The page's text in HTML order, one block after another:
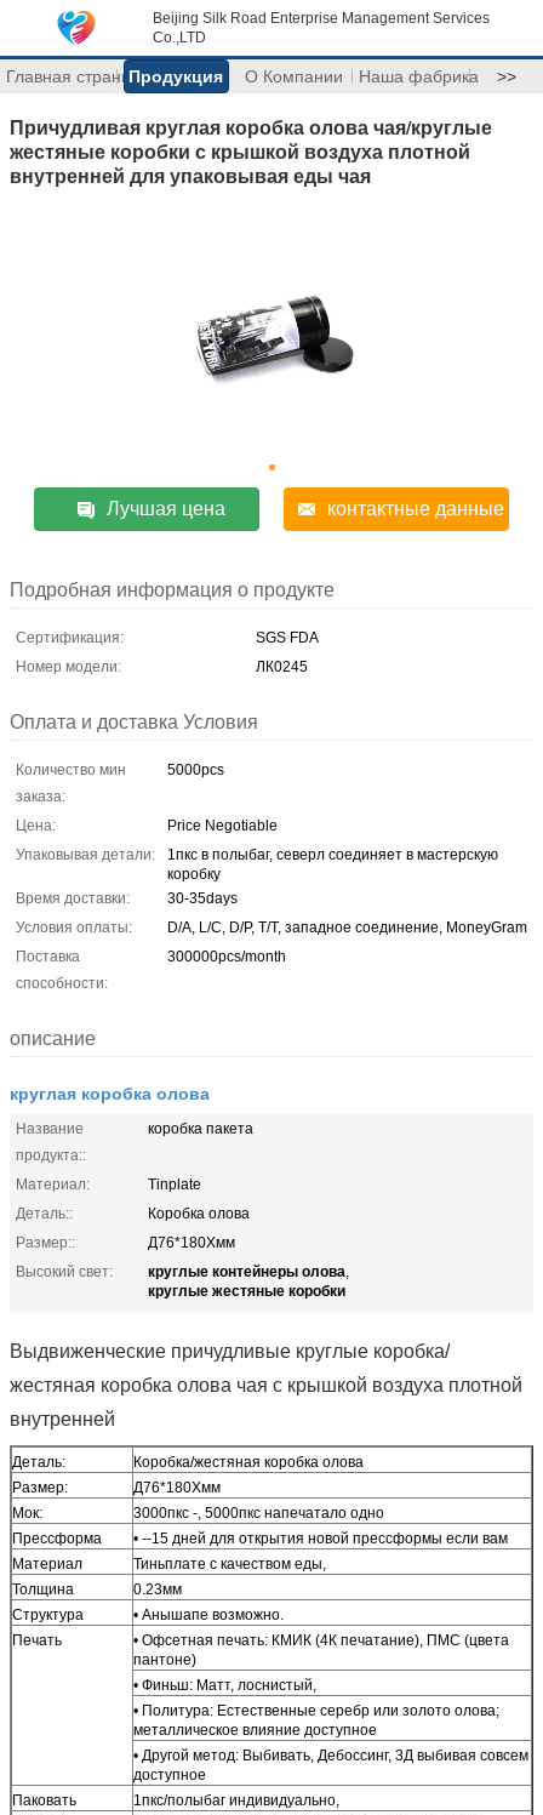
Beijing Silk Road Enterprise Management Services
Co.,LTD
Главная страницаПродукция О Компании Наша фабрика >>
Причудливая круглая коробка олова чая/круглые
жестяные коробки с крышкой воздуха плотной
внутренней для упаковывая еды чая
Лучшая цена контактные данные
Подробная информация о продукте
Сертификация:
SGS FDA
Номер модели:
ЛК0245
Оплата и доставка Условия
Количество мин
заказа:
5000pcs
Цена:
Price Negotiable
Упаковывая детали:
1пкс в полыбаг, северл соединяет в мастерскую
коробку
Время доставки:
30-35days
Условия оплаты:
D/A, L/C, D/P, T/T, западное соединение, MoneyGram
Поставка
способности:
300000pcs/month
описание
круглая коробка олова
Название
продукта::
коробка пакета
Материал:
Tinplate
Деталь::
Коробка олова
Размер::
Д76*180Хмм
Высокий свет:
круглые контейнеры олова,
круглые жестяные коробки
Выдвиженческие причудливые круглые коробка/
жестяная коробка олова чая с крышкой воздуха плотной
внутренней
Деталь:
Коробка/жестяная коробка олова
Размер:
Д76*180Хмм
Мок:
3000пкс -, 5000пкс напечатало одно
Прессформа
• --15 дней для открытия новой прессформы если вам
Материал
Тиньплате с качеством еды,
Толщина
0.23мм
Структура
• Анышапе возможно.
Печать
• Офсетная печать: КМИК (4К печатание), ПМС (цвета
пантоне)
• Финьш: Матт, лоснистый,
• Политура: Естественные серебр или золото олова;
металлическое влияние доступное
• Другой метод: Выбивать, Дебоссинг, 3Д выбивая совсем
доступное
Паковать
1пкс/полыбаг индивидуально,